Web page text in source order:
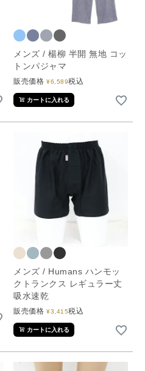
メンズ / 楊柳 半開 無地 コッ
トンパジャマ
販売価格 ¥6,589税込
カートに入れる
メンズ / Humans ハンモッ
クトランクス レギュラー丈
吸水速乾
販売価格 ¥3,415税込
カートに入れる